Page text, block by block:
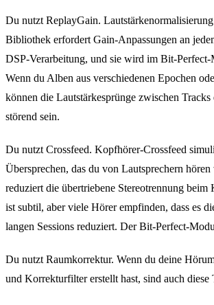
Du nutzt ReplayGain.
Bibliothek erfordert Gain-Anpassungen an
DSP-Verarbeitung, und sie wird im Bit-Perfect-
Wenn du Alben aus verschiedenen Epochen
können die Lautstärkesprünge zwischen
störend sein.
Du nutzt Crossfeed. Kopfhörer-Crossfeed
Übersprechen, das du von Lautsprechern hören
reduziert die übertriebene Stereotrennung beim
ist subtil, aber viele Hörer empfinden, dass es
langen Sessions reduziert. Der Bit-Perfect-
Du nutzt Raumkorrektur. Wenn du deine
und Korrekturfilter erstellt hast, sind auch diese